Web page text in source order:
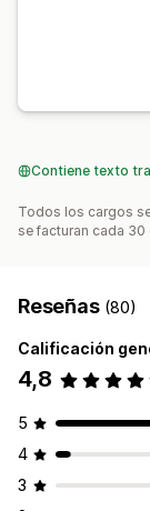
Contiene texto
Todos los cargos
se facturan cada 30
Reseñas (80)
Calificación
4,8
5
4
3